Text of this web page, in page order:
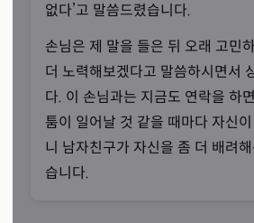
선생님께선 대대로 내려오는 무속인
니다. 내림굿을 받아야 했으나 당시에
때문에 받지 않으셨고, 3년만에 선생
가셨다고 합니다. 지나치게 어렸을 때
가족에게 큰 풍파가 닥칠 만큼 강한
없다’고 말씀드렸습니다.
손님은 제 말을 들은 뒤 오래 고민
더 노력해보겠다고 말씀하시면서
다. 이 손님과는 지금도 연락을 하
툼이 일어날 것 같을 때마다 자신
니 남자친구가 자신을 좀 더 배려
습니다.